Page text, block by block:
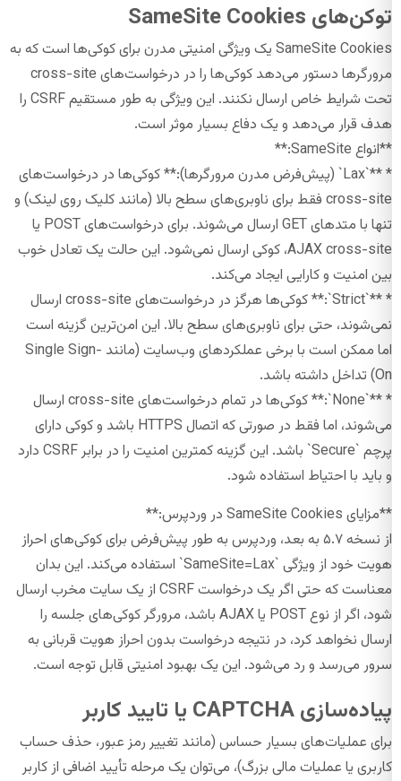
توکن‌های SameSite Cookies
SameSite Cookies یک ویژگی امنیتی مدرن برای کوکی‌ها است که به
مرورگرها دستور می‌دهد کوکی‌ها را در درخواست‌های cross-site
تحت شرایط خاص ارسال نکنند. این ویژگی به طور مستقیم CSRF را
هدف قرار می‌دهد و یک دفاع بسیار موثر است.
**انواع SameSite:**
* **`Lax` (پیش‌فرض مدرن مرورگرها):** کوکی‌ها در درخواست‌های
cross-site فقط برای ناوبری‌های سطح بالا (مانند کلیک روی لینک) و
تنها با متدهای GET ارسال می‌شوند. برای درخواست‌های POST یا
AJAX cross-site، کوکی ارسال نمی‌شود. این حالت یک تعادل خوب
بین امنیت و کارایی ایجاد می‌کند.
* **`Strict`:** کوکی‌ها هرگز در درخواست‌های cross-site ارسال
نمی‌شوند، حتی برای ناوبری‌های سطح بالا. این امن‌ترین گزینه است
اما ممکن است با برخی عملکردهای وب‌سایت (مانند Single Sign-
On) تداخل داشته باشد.
* **`None`:** کوکی‌ها در تمام درخواست‌های cross-site ارسال
می‌شوند، اما فقط در صورتی که اتصال HTTPS باشد و کوکی دارای
پرچم `Secure` باشد. این گزینه کمترین امنیت را در برابر CSRF دارد
و باید با احتیاط استفاده شود.
**مزایای SameSite Cookies در وردپرس:**
از نسخه ۵.۷ به بعد، وردپرس به طور پیش‌فرض برای کوکی‌های احراز
هویت خود از ویژگی `SameSite=Lax` استفاده می‌کند. این بدان
معناست که حتی اگر یک درخواست CSRF از یک سایت مخرب ارسال
شود، اگر از نوع POST یا AJAX باشد، مرورگر کوکی‌های جلسه را
ارسال نخواهد کرد، در نتیجه درخواست بدون احراز هویت قربانی به
سرور می‌رسد و رد می‌شود. این یک بهبود امنیتی قابل توجه است.
پیاده‌سازی CAPTCHA یا تایید کاربر
برای عملیات‌های بسیار حساس (مانند تغییر رمز عبور، حذف حساب
کاربری یا عملیات مالی بزرگ)، می‌توان یک مرحله تأیید اضافی از کاربر